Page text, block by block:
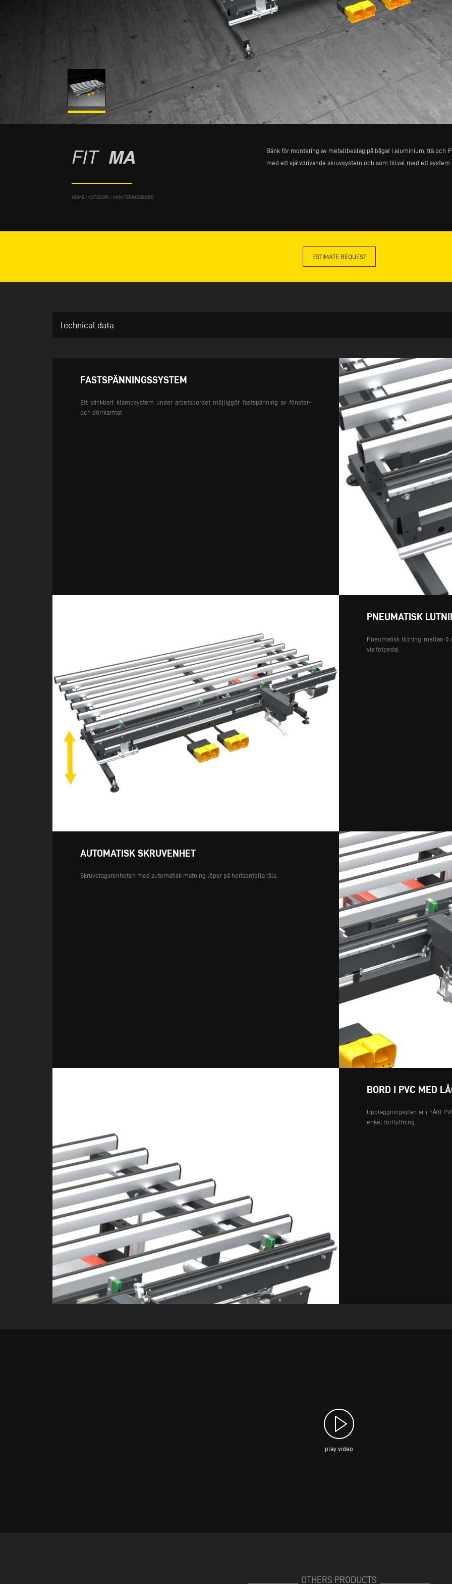
FIT MA
HOME / KATEGORI / MONTERINGSBORD
Bänk för montering av metallbeslag på bågar i aluminium, trä och
med ett självdrivande skruvsystem och som tillval med ett system
ESTIMATE REQUEST
Technical data
FASTSPÄNNINGSSYSTEM
Ett sänkbart klampsystem under arbetsbordet möjliggör fastspänning av fönster-
och dörrkarmar.
PNEUMATISK
Pneumatisk tiltning mellan 0
via fotpedal
AUTOMATISK SKRUVENHET
Skruvdragarenheten med automatisk matning löper på horisontella räls.
BORD I PVC MED
Uppläggningsytan är i hård
enkel förflyttning.
play video
OTHERS PRODUCTS